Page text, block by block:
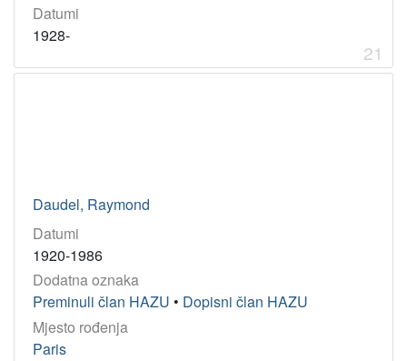
Datumi
1928-
21
Daudel, Raymond
Datumi
1920-1986
Dodatna oznaka
Preminuli član HAZU • Dopisni član HAZU
Mjesto rođenja
Paris